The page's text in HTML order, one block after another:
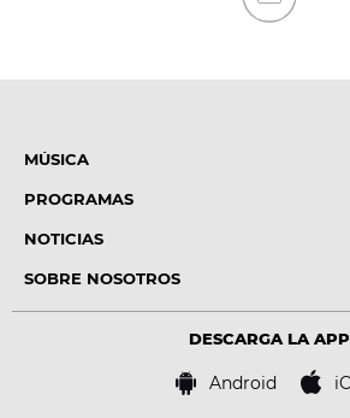
MÚSICA
PROGRAMAS
NOTICIAS
SOBRE NOSOTROS
DESCARGA LA APP
Android